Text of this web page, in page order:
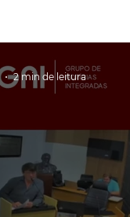
2 min de leitura